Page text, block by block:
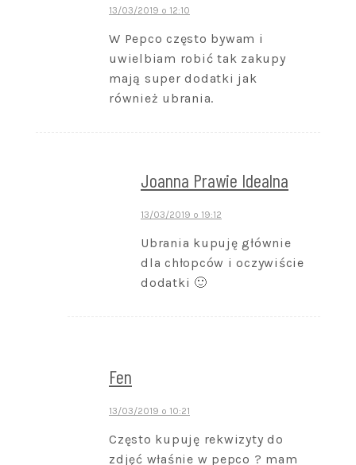
13/03/2019 o 12:10
W Pepco często bywam i
uwielbiam robić tak zakupy
mają super dodatki jak
również ubrania.
Joanna Prawie Idealna
13/03/2019 o 19:12
Ubrania kupuję głównie
dla chłopców i oczywiście
dodatki 🙂
Fen
13/03/2019 o 10:21
Często kupuję rekwizyty do
zdjęć właśnie w pepco ? mam